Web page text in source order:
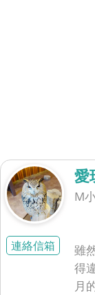
連絡信箱
愛
M
雖
得
月